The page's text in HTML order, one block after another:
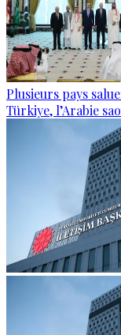
Plusieurs pays
Türkiye, l’Arabie